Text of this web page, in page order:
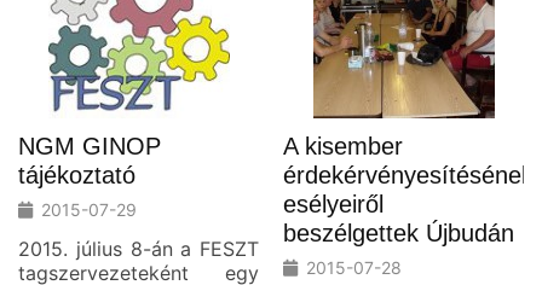
NGM GINOP
tájékoztató
2015-07-29
2015. július 8-án a FESZT
tagszervezeteként egy
A kisember
érdekérvényesítésének
esélyeiről
beszélgettek Újbudán
2015-07-28